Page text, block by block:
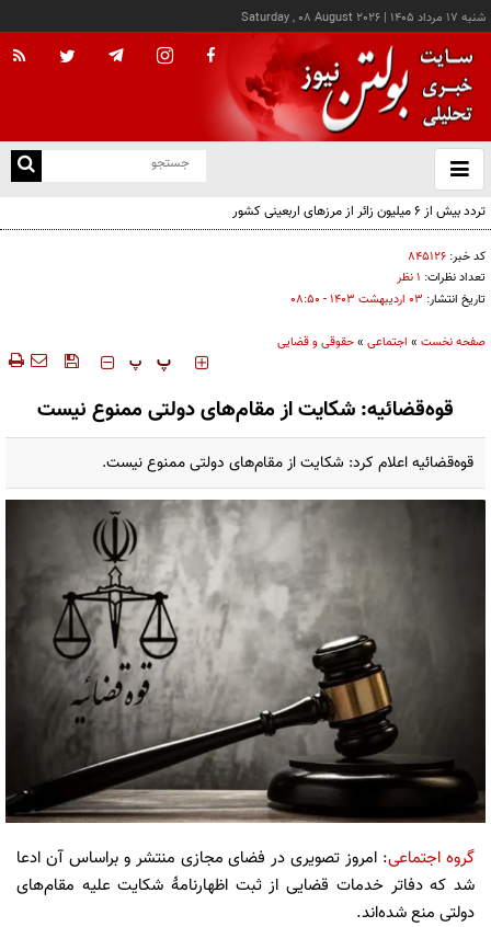
شنبه ۱۷ مرداد ۱۴۰۵ |
Saturday , 08 August 2026
باز
و
تردد بیش از ۶ میلیون زائر از مرزهای اربعینی کشور
کد خبر: ۸۴۵۱۲۶
تعداد نظرات: ۱ نظر
تاریخ انتشار: ۰۳ ارديبهشت ۱۴۰۳ - ۰۸:۵۰
صفحه نخست » اجتماعی »حقوقی و قضایی
‍‍‍ پ پ
قوه‌قضائیه: شکایت از مقام‌های دولتی ممنوع نیست
قوه‌قضائیه اعلام کرد: شکایت از مقام‌های دولتی ممنوع نیست.
گروه اجتماعی: امروز تصویری در فضای مجازی منتشر و براساس آن ادعا
شد که دفاتر خدمات قضایی از ثبت اظهارنامۀ شکایت علیه مقام‌های
دولتی منع شده‌اند.